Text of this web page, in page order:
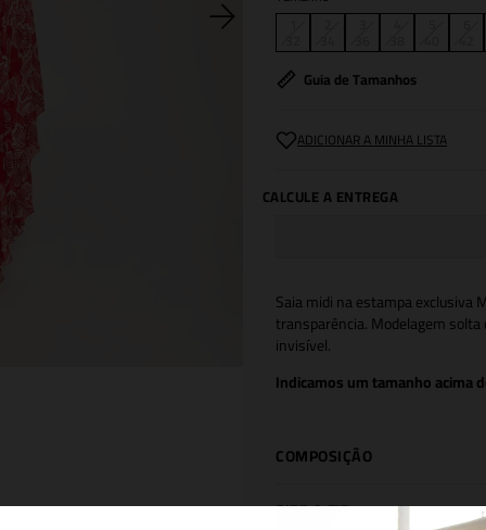
Guia de Tamanhos
Saia midi na estampa exclusiva
transparência. Modelagem
invisível.
Indicamos um tamanho acima
COMPOSIÇÃO
SIZE & FIT